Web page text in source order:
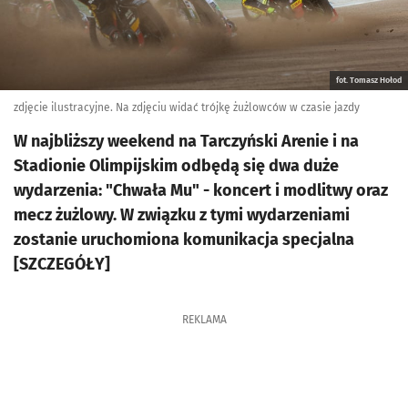
fot. Tomasz Hołod
zdjęcie ilustracyjne. Na zdjęciu widać trójkę żużlowców w czasie jazdy
W najbliższy weekend na Tarczyński Arenie i na
Stadionie Olimpijskim odbędą się dwa duże
wydarzenia: "Chwała Mu" - koncert i modlitwy oraz
mecz żużlowy. W związku z tymi wydarzeniami
zostanie uruchomiona komunikacja specjalna
[SZCZEGÓŁY]
REKLAMA